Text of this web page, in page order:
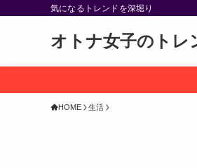
気になるトレンドを深堀り
オトナ女子のトレ
HOME 生活